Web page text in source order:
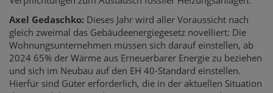
Axel Gedaschko: Dieses Jahr wird aller Voraussicht nach
gleich zweimal das Gebäudeenergiegesetz novelliert: Die
Wohnungsunternehmen müssen sich darauf einstellen, ab
2024 65% der Wärme aus Erneuerbarer Energie zu beziehen
und sich im Neubau auf den EH 40-Standard einstellen.
Hierfür sind Güter erforderlich, die in der aktuellen Situation